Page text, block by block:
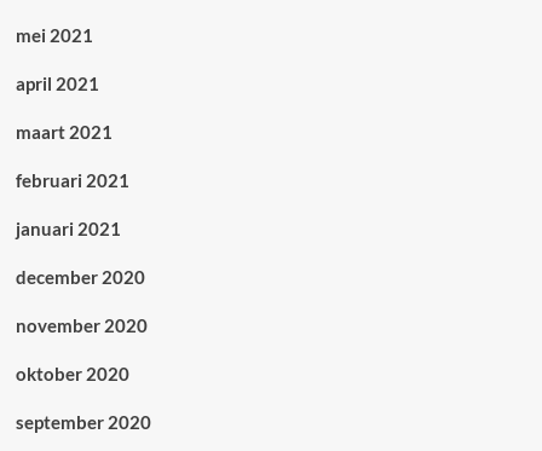
mei 2021
april 2021
maart 2021
februari 2021
januari 2021
december 2020
november 2020
oktober 2020
september 2020